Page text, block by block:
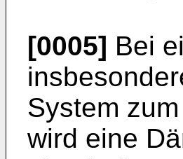
[0005] Bei
System
wird eine